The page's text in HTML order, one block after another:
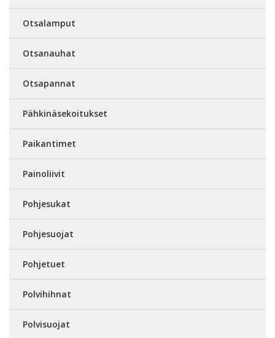
Otsalamput
Otsanauhat
Otsapannat
Pähkinäsekoitukset
Paikantimet
Painoliivit
Pohjesukat
Pohjesuojat
Pohjetuet
Polvihihnat
Polvisuojat